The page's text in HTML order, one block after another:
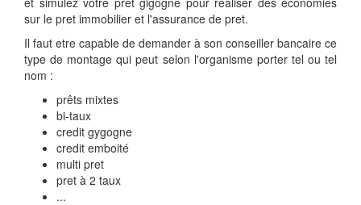
sur le pret immobilier et l'assurance de pret.
Il faut etre capable de demander à son conseiller bancaire ce
type de montage qui peut selon l'organisme porter tel ou tel
nom :
prêts mixtes
bi-taux
credit gygogne
credit emboité
multi pret
pret à 2 taux
...